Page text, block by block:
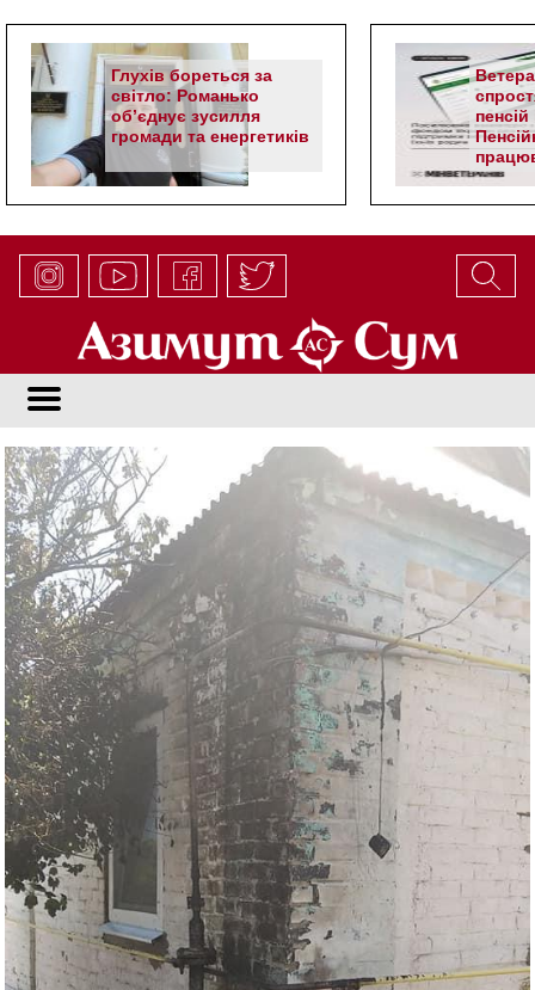
Глухів бореться за
світло: Романько
об’єднує зусилля
громади та енергетиків